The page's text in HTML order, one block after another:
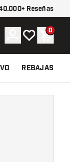
Reseñas
Cuenta
Mi lista de
0
REBAJAS